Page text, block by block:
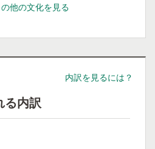
他の文化を見る
内訳を見るには？
る内訳